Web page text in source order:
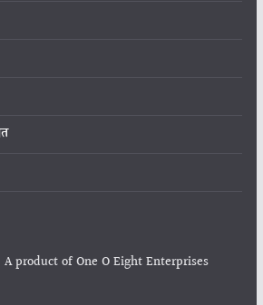
product of One O Eight Enterprises